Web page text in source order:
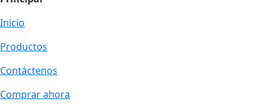
Inicio
Productos
Contáctenos
Comprar ahora